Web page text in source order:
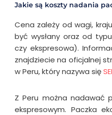
Jakie są koszty nadania
Cena zależy od wagi,
być wysłany oraz od
czy ekspresowa).
znajdziecie na oficjalnej
w Peru, który nazywa się
Z Peru można nadawać
ekspresowym. Paczka